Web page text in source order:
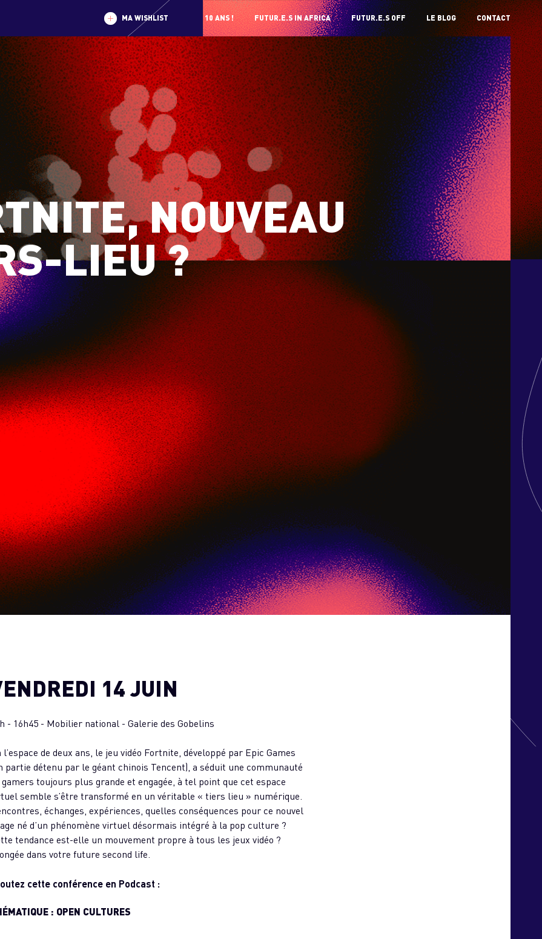
10 ANS ! FUTUR.E.S IN AFRICA FUTUR.E.S OFF LE BLOG CONTACT
MA WISHLIST
NOUVEAU
LIEU ?
14 JUIN
- 16h45 - Mobilier national - Galerie des Gobelins
l’espace de deux ans, le jeu vidéo Fortnite, développé par Epic Games
partie détenu par le géant chinois Tencent), a séduit une communauté
gamers toujours plus grande et engagée, à tel point que cet espace
semble s’être transformé en un véritable « tiers lieu » numérique.
échanges, expériences, quelles conséquences pour ce nouvel
né d’un phénomène virtuel désormais intégré à la pop culture ?
tendance est-elle un mouvement propre à tous les jeux vidéo ?
dans votre future second life.
cette conférence en Podcast :
: OPEN CULTURES